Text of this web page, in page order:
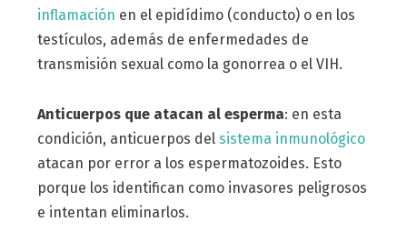
inflamación en el epidídimo (conducto) o en los
testículos, además de enfermedades de
transmisión sexual como la gonorrea o el VIH.
Anticuerpos que atacan al esperma: en esta
condición, anticuerpos del sistema inmunológico
atacan por error a los espermatozoides. Esto
porque los identifican como invasores peligrosos
e intentan eliminarlos.